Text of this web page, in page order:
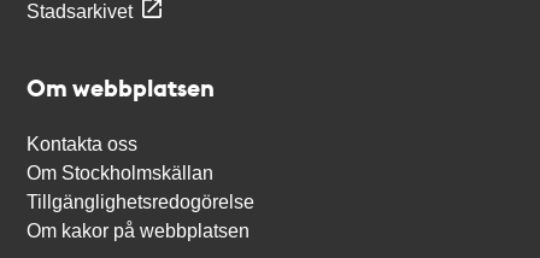
Stadsarkivet
Om webbplatsen
Kontakta oss
Om Stockholmskällan
Tillgänglighetsredogörelse
Om kakor på webbplatsen